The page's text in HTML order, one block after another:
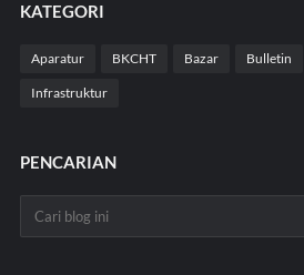
KATEGORI
Aparatur BKCHT Bazar Bulletin
Infrastruktur
PENCARIAN